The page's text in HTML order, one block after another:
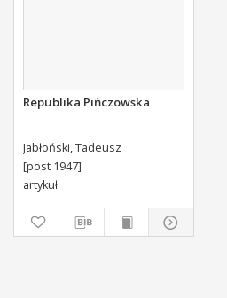
Republika Pińczowska
Jabłoński, Tadeusz
[post 1947]
artykuł